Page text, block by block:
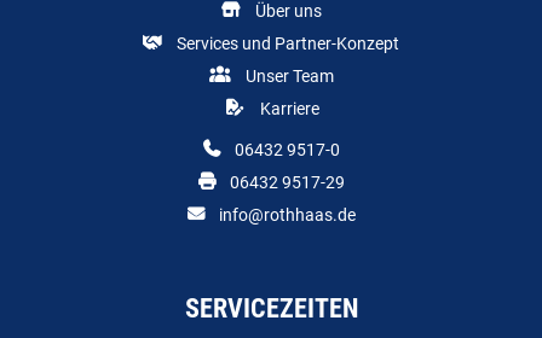
Über uns
Services und Partner-Konzept
Unser Team
Karriere
06432 9517-0
06432 9517-29
info@rothhaas.de
SERVICEZEITEN